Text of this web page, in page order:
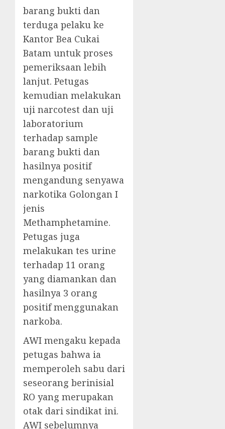
barang bukti dan
terduga pelaku ke
Kantor Bea Cukai
Batam untuk proses
pemeriksaan lebih
lanjut. Petugas
kemudian melakukan
uji narcotest dan uji
laboratorium
terhadap sample
barang bukti dan
hasilnya positif
mengandung senyawa
narkotika Golongan I
jenis
Methamphetamine.
Petugas juga
melakukan tes urine
terhadap 11 orang
yang diamankan dan
hasilnya 3 orang
positif menggunakan
narkoba.
AWI mengaku kepada
petugas bahwa ia
memperoleh sabu dari
seseorang berinisial
RO yang merupakan
otak dari sindikat ini.
AWI sebelumnya